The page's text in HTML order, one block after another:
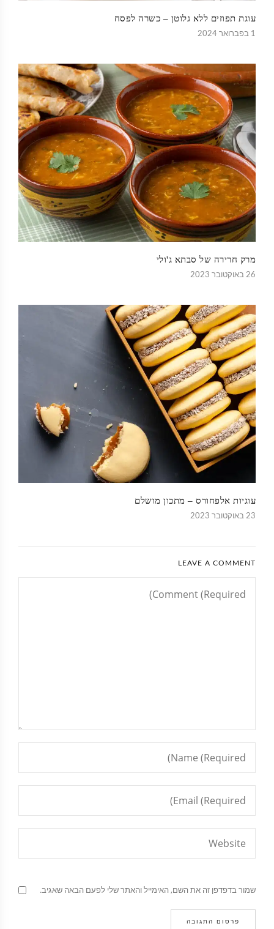
עוגת תפוזים ללא גלוטן – כשרה לפסח
1 בפברואר 2024
מרק חרירה של סבתא ג'ולי
26 באוקטובר 2023
עוגיות אלפחורס – מתכון מושלם
23 באוקטובר 2023
LEAVE A COMMENT
שמור בדפדפן זה את השם, האימייל והאתר שלי לפעם הבאה שאגיב.